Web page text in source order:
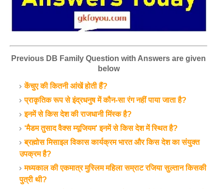
Previous DB Family Question with Answers are given
below
केंचुए की कितनी आंखें होती हैं?
प्राकृतिक रूप से इंद्रधनुष में कौन-सा रंग नहीं पाया जाता है?
इनमें से किस देश की राजधानी मिंस्क है?
‘मैडम तुसाद वैक्स म्यूजियम' इनमें से किस देश में स्थित है?
ब्रह्मोस मिसाइल विकास कार्यक्रम भारत और किस देश का संयुक्त
उपक्रम है?
मध्यकाल की एकमात्र मुस्लिम महिला सम्राट रजिया सुल्तान किसकी
पुत्री थी?